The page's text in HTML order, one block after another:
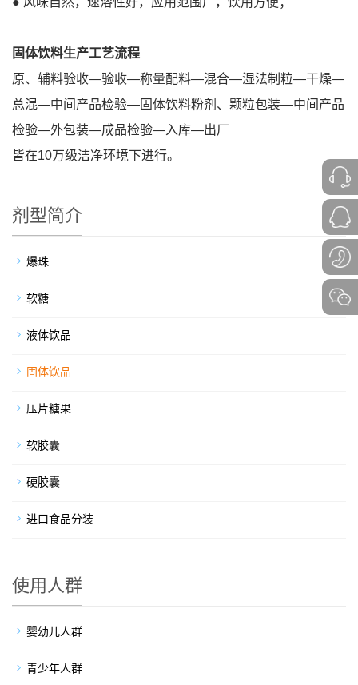
固体饮料生产工艺流程
原、辅料验收—验收—称量配料—混合—湿法制粒—干燥—
总混—中间产品检验—固体饮料粉剂、颗粒包装—中间产品
检验—外包装—成品检验—入库—出厂
皆在10万级洁净环境下进行。
剂型简介
爆珠
软糖
液体饮品
固体饮品
压片糖果
软胶囊
硬胶囊
进口食品分装
使用人群
婴幼儿人群
青少年人群